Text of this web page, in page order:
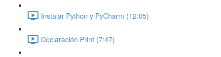
Instalar Python y PyCharm (12:05)
Declaración Print (7:47)